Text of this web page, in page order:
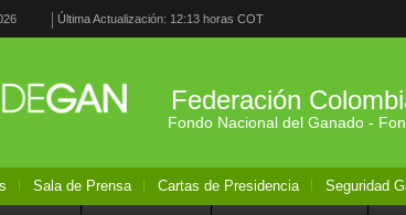
Última Actualización: 12:13 horas COT
Federación
Fondo Nacional del Ganado -
Sala de Prensa Cartas de Presidencia Seguridad